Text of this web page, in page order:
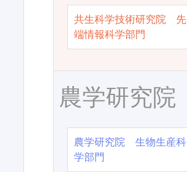
共生科学技術研究院 先
端情報科学部門
農学研究院
農学研究院 生物生産科
学部門